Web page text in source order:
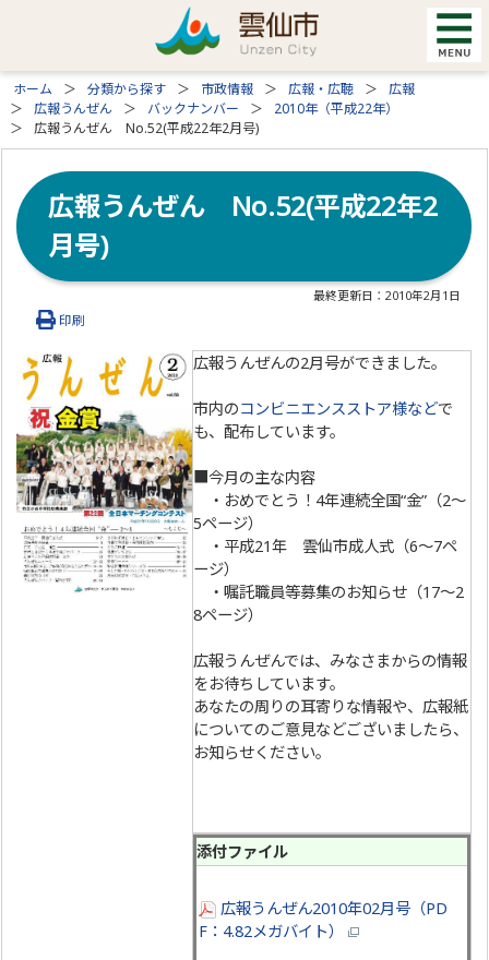
ホーム 分類から探す 市政情報 広報・広聴
広報
広報うんぜん
バックナンバー
2010年（平成22年）
広報うんぜん No.52(平成22年2月号)
広報うんぜん No.52(平成22年2
月号)
最終更新日：2010年2月1日
印刷
広報うんぜんの2月号ができました。
市内のコンビニエンスストア様などで
も、配布しています。
■今月の主な内容
・おめでとう！4年連続全国“金”（2～
5ページ）
・平成21年 雲仙市成人式（6～7ペ
ージ）
・嘱託職員等募集のお知らせ（17～2
8ページ）
広報うんぜんでは、みなさまからの情報
をお待ちしています。
あなたの周りの耳寄りな情報や、広報紙
についてのご意見などございましたら、
お知らせください。
添付ファイル
広報うんぜん2010年02月号（PD
F：4.82メガバイト）